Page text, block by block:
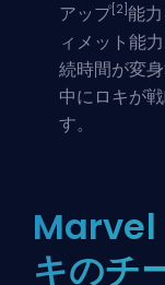
アップ[2] 能
ィメット能
続時間が変
中にロキが
す。
Marvel
キのチ